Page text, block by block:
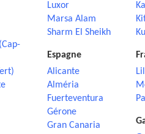
Luxor
Marsa Alam
Sharm El Sheikh
Espagne
Alicante
Alméria
Fuerteventura
Gérone
Gran Canaria